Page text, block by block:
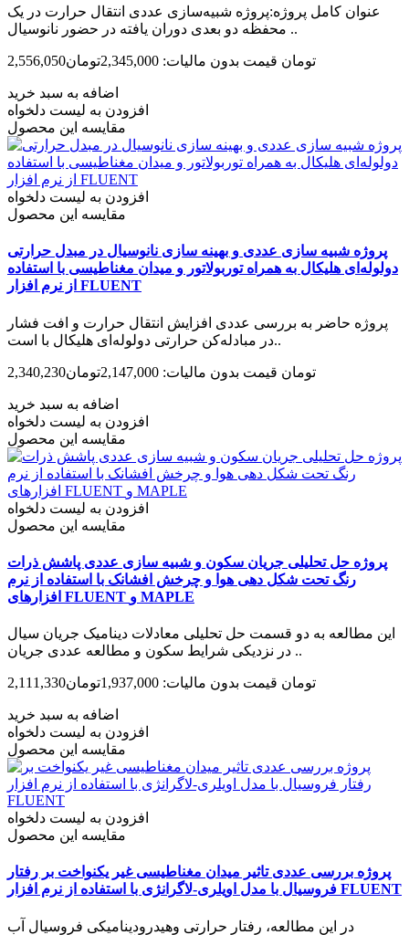
عنوان کامل پروژه:پروژه شبیه‌سازی عددی انتقال حرارت در یک
محفظه دو بعدی دوران یافته در حضور نانوسیال ..
2,556,050تومان قیمت بدون مالیات: 2,345,000تومان
اضافه به سبد خرید
افزودن به لیست دلخواه
مقایسه این محصول
افزودن به لیست دلخواه
مقایسه این محصول
پروژه شبیه سازی عددی و بهینه سازی نانوسیال در مبدل حرارتی
دولوله‌ای هلیکال به همراه توربولاتور و میدان مغناطیسی با استفاده
از نرم افزار FLUENT
پروژه حاضر به بررسی عددی افزایش انتقال حرارت و افت فشار
در مبادله‌کن حرارتی دولوله‌ای هلیکال با است..
2,340,230تومان قیمت بدون مالیات: 2,147,000تومان
اضافه به سبد خرید
افزودن به لیست دلخواه
مقایسه این محصول
افزودن به لیست دلخواه
مقایسه این محصول
پروژه حل تحلیلی جریان سکون و شبیه سازی عددی پاشش ذرات
رنگ تحت شکل دهی هوا و چرخش افشانک با استفاده از نرم
افزارهای FLUENT و MAPLE
این مطالعه به دو قسمت حل تحلیلی معادلات دینامیک جریان سیال
در نزدیکی شرایط سکون و مطالعه عددی جریان ..
2,111,330تومان قیمت بدون مالیات: 1,937,000تومان
اضافه به سبد خرید
افزودن به لیست دلخواه
مقایسه این محصول
افزودن به لیست دلخواه
مقایسه این محصول
پروژه بررسی عددی تاثیر میدان مغناطیسی غیر یکنواخت بر رفتار
فروسیال با مدل اویلری-لاگرانژی با استفاده از نرم افزار FLUENT
در این مطالعه، رفتار حرارتی وهیدرودینامیکی فروسیال آب